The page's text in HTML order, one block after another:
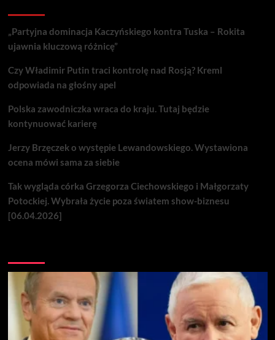
„Partyjna dominacja Kaczyńskiego kontra Tuska – Rokita
ujawnia kluczową różnicę”
Czy Władimir Putin traci kontrolę nad Rosją? Kreml
odpowiada na głośny apel
Polska zawodniczka wraca do kraju. Tutaj będzie
kontynuować karierę
Jerzy Brzęczek o występie Lewandowskiego. Wystawiona
ocena mówi sama za siebie
Tak wygląda córka Grzegorza Ciechowskiego i Małgorzaty
Potockiej. Wybrała życie poza światem show-biznesu
[06.04.2026]